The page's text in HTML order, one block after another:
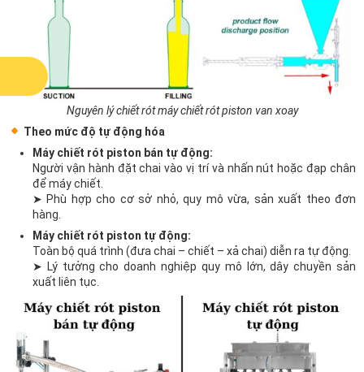
Nguyên lý chiết rót máy chiết rót piston van xoay
Theo mức độ tự động hóa
Máy chiết rót piston bán tự động:
Người vận hành đặt chai vào vị trí và nhấn nút hoặc đạp chân
để máy chiết.
➤ Phù hợp cho cơ sở nhỏ, quy mô vừa, sản xuất theo đơn
hàng.
Máy chiết rót piston tự động:
Toàn bộ quá trình (đưa chai – chiết – xả chai) diễn ra tự động.
➤ Lý tưởng cho doanh nghiệp quy mô lớn, dây chuyền sản
xuất liên tục.